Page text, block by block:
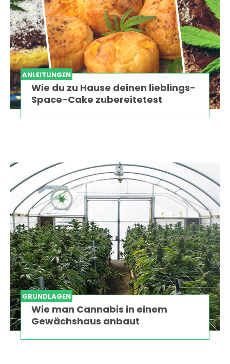
ANLEITUNGEN
Wie du zu Hause deinen lieblings-
Space-Cake zubereitetest
GRUNDLAGEN
Wie man Cannabis in einem
Gewächshaus anbaut